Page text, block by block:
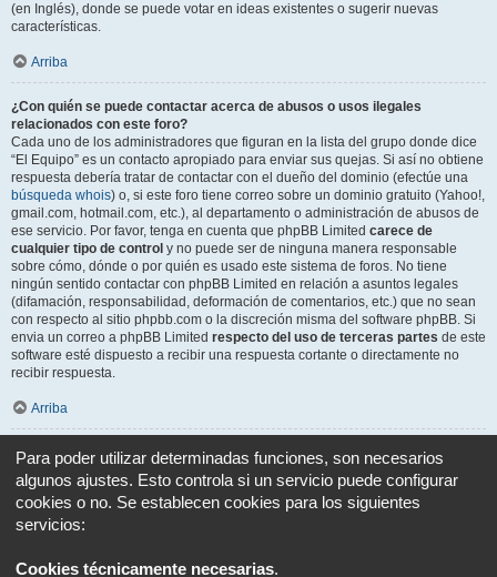
(en Inglés), donde se puede votar en ideas existentes o sugerir nuevas
características.
Arriba
¿Con quién se puede contactar acerca de abusos o usos ilegales
relacionados con este foro?
Cada uno de los administradores que figuran en la lista del grupo donde dice
“El Equipo” es un contacto apropiado para enviar sus quejas. Si así no obtiene
respuesta debería tratar de contactar con el dueño del dominio (efectúe una
búsqueda whois) o, si este foro tiene correo sobre un dominio gratuito (Yahoo!,
gmail.com, hotmail.com, etc.), al departamento o administración de abusos de
ese servicio. Por favor, tenga en cuenta que phpBB Limited carece de
cualquier tipo de control y no puede ser de ninguna manera responsable
sobre cómo, dónde o por quién es usado este sistema de foros. No tiene
ningún sentido contactar con phpBB Limited en relación a asuntos legales
(difamación, responsabilidad, deformación de comentarios, etc.) que no sean
con respecto al sitio phpbb.com o la discreción misma del software phpBB. Si
envia un correo a phpBB Limited respecto del uso de terceras partes de este
software esté dispuesto a recibir una respuesta cortante o directamente no
recibir respuesta.
Arriba
¿Cómo puedo ponerme en contacto con un Administrador?
Todos los usuarios del foro pueden usar el formulario “Contáctenos”, si está
opción ha sido habilitada por el Administrador del foro.
Los miembros del foro también pueden usar el enlace “El equipo”.
Para poder utilizar determinadas funciones, son necesarios
algunos ajustes. Esto controla si un servicio puede configurar
cookies o no. Se establecen cookies para los siguientes
servicios:
Cookies técnicamente necesarias.